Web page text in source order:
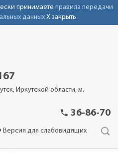
принимаете правила передачи
данных X закрыть
Иркутской области, м.
phone 36-86-70
Версия для слабовидящих